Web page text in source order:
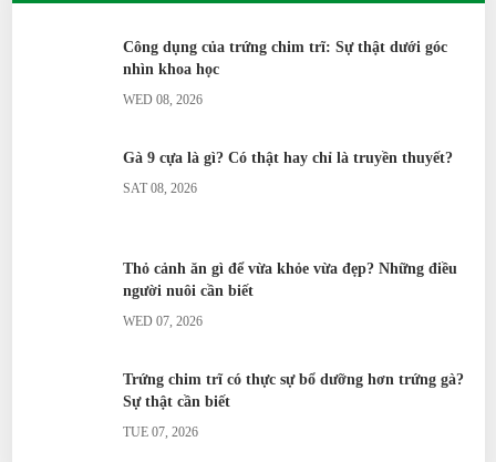
Công dụng của trứng chim trĩ: Sự thật dưới góc
nhìn khoa học
WED 08, 2026
Gà 9 cựa là gì? Có thật hay chỉ là truyền thuyết?
SAT 08, 2026
Thỏ cảnh ăn gì để vừa khỏe vừa đẹp? Những điều
người nuôi cần biết
WED 07, 2026
Trứng chim trĩ có thực sự bổ dưỡng hơn trứng gà?
Sự thật cần biết
TUE 07, 2026